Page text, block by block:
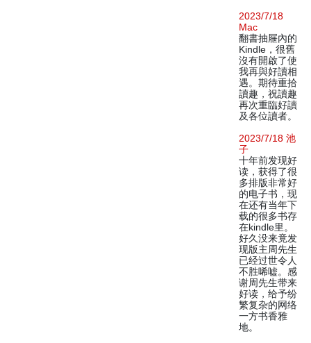
2023/7/18
Mac
翻書抽屜內的
Kindle，很舊
沒有開啟了使
我再與好讀相
遇。期待重拾
讀趣，祝讀趣
再次重臨好讀
及各位讀者。
2023/7/18 池
子
十年前发现好
读，获得了很
多排版非常好
的电子书，现
在还有当年下
载的很多书存
在kindle里。
好久没来竟发
现版主周先生
已经过世令人
不胜唏嘘。感
谢周先生带来
好读，给予纷
繁复杂的网络
一方书香雅
地。